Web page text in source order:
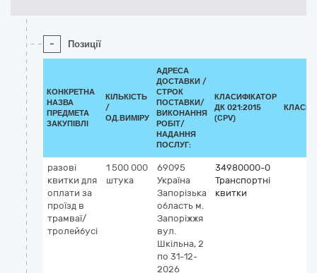
- Позиції
КОНКРЕТНА
НАЗВА
ПРЕДМЕТА
ЗАКУПІВЛІ
КІЛЬКІСТЬ
/
ОД.ВИМІРУ
АДРЕСА
ДОСТАВКИ /
СТРОК
ПОСТАВКИ/
ВИКОНАННЯ
РОБІТ/
НАДАННЯ
ПОСЛУГ:
КЛАСИФІКАТОР
ДК 021:2015
(CPV)
разові
квитки для
оплати за
проїзд в
трамваї/
тролейбусі
1 500 000
штука
69095
Україна
Запорізька
область м.
Запоріжжя
вул.
Шкільна, 2
по 31-12-
2026
34980000-0
Транспортні
квитки